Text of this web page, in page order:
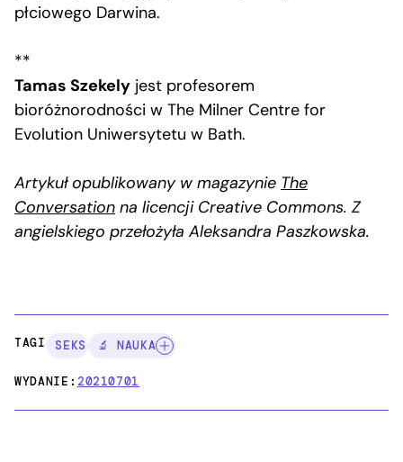
płciowego Darwina.
**
Tamas Szekely jest profesorem
bioróżnorodności w The Milner Centre for
Evolution Uniwersytetu w Bath.
Artykuł opublikowany w magazynie The
Conversation na licencji Creative Commons. Z
angielskiego przełożyła Aleksandra Paszkowska.
TAGI: SEKS 🔬 NAUKA
WYDANIE:20210701